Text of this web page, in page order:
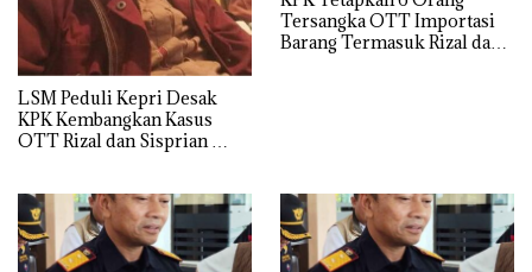
LSM Peduli Kepri Desak
KPK Kembangkan Kasus
OTT Rizal dan Sisprian
Tersangka OTT Importasi
Barang Termasuk Rizal dan